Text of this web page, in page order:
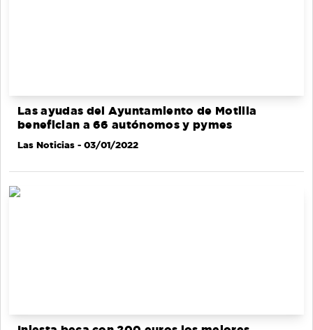
Las ayudas del Ayuntamiento de Motilla
benefician a 66 autónomos y pymes
Las Noticias - 03/01/2022